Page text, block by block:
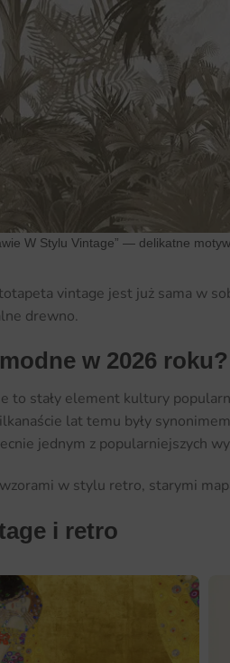
W Stylu Vintage” — delikatne
vintage jest już sama w
drewno.
w 2026 roku?
stały element kultury
lat temu były
jednym z popularniejszych
w stylu retro, starymi
i retro